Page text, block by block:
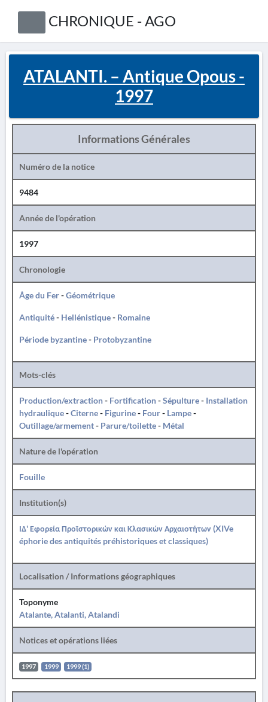
CHRONIQUE - AGO
ATALANTI. – Antique Opous -
1997
Informations Générales
Numéro de la notice
9484
Année de l'opération
1997
Chronologie
Âge du Fer-Géométrique
Antiquité- Hellénistique- Romaine
Période byzantine- Protobyzantine
Mots-clés
Production/extraction- Fortification-Sépulture- Installation
hydraulique-Citerne- Figurine- Four- Lampe-
Outillage/armement- Parure/toilette- Métal
Nature de l'opération
Fouille
Institution(s)
ΙΔ' Εφορεία Προϊστορικών και Κλασικών Αρχαιοτήτων (XIVe
éphorie des antiquités préhistoriques et classiques)
Localisation / Informations géographiques
Toponyme
Atalante, Atalanti, Atalandi
Notices et opérations liées
1997 1999 1999 (1)